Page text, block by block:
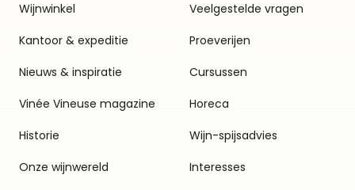
Wijnwinkel
Kantoor & expeditie
Nieuws & inspiratie
Vinée Vineuse magazine
Historie
Onze wijnwereld
Veelgestelde vragen
Proeverijen
Cursussen
Horeca
Wijn-spijsadvies
Interesses